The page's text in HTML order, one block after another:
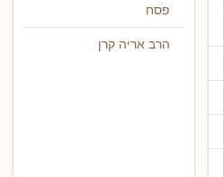
פסח
הרב אריה קרן